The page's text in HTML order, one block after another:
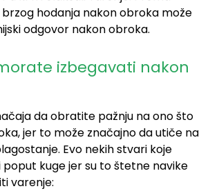
brzog hodanja nakon obroka može
odgovor nakon obroka.
izbegavati nakon
da obratite pažnju na ono što
jer to može značajno da utiče na
Evo nekih stvari koje
kugejer su to štetne navike
varenje: